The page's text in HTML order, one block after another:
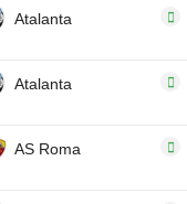
Atalanta
Atalanta
AS Roma